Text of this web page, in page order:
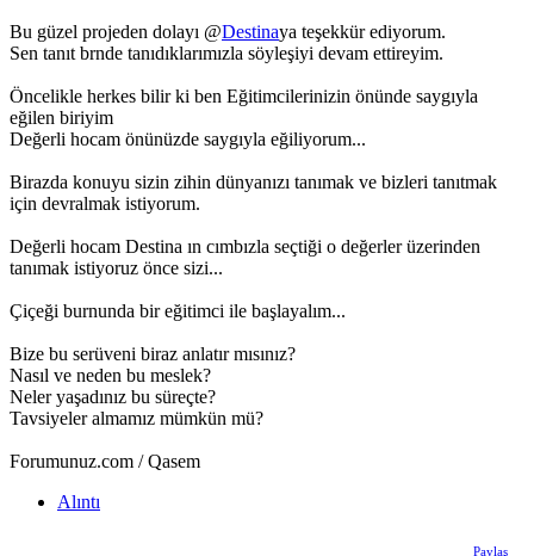
Bu güzel projeden dolayı @Destinaya teşekkür ediyorum.
Sen tanıt brnde tanıdıklarımızla söyleşiyi devam ettireyim.
Öncelikle herkes bilir ki ben Eğitimcilerinizin önünde saygıyla
eğilen biriyim
Değerli hocam önünüzde saygıyla eğiliyorum...
Birazda konuyu sizin zihin dünyanızı tanımak ve bizleri tanıtmak
için devralmak istiyorum.
Değerli hocam Destina ın cımbızla seçtiği o değerler üzerinden
tanımak istiyoruz önce sizi...
Çiçeği burnunda bir eğitimci ile başlayalım...
Bize bu serüveni biraz anlatır mısınız?
Nasıl ve neden bu meslek?
Neler yaşadınız bu süreçte?
Tavsiyeler almamız mümkün mü?
Forumunuz.com / Qasem
Alıntı
Paylaş